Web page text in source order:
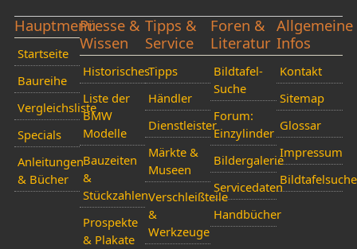
Hauptmenü
Startseite
Baureihe
Vergleichsliste
Specials
Anleitungen
& Bücher
Presse &
Wissen
Historisches
Liste der
BMW
Modelle
Bauzeiten
&
Stückzahlen
Prospekte
& Plakate
Tipps &
Service
Tipps
Händler
Dienstleister
Märkte &
Museen
Verschleißteile
&
Werkzeuge
Foren &
Literatur
Bildtafel-
Suche
Forum:
Einzylinder
Bildergalerie
Servicedaten
Handbücher
Allgemeine
Infos
Kontakt
Sitemap
Glossar
Impressum
Bildtafelsuche